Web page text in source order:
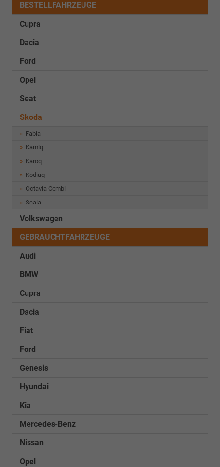
BESTELLFAHRZEUGE
Cupra
Dacia
Ford
Opel
Seat
Skoda
Fabia
Kamiq
Karoq
Kodiaq
Octavia Combi
Scala
Volkswagen
GEBRAUCHTFAHRZEUGE
Audi
BMW
Cupra
Dacia
Fiat
Ford
Genesis
Hyundai
Kia
Mercedes-Benz
Nissan
Opel